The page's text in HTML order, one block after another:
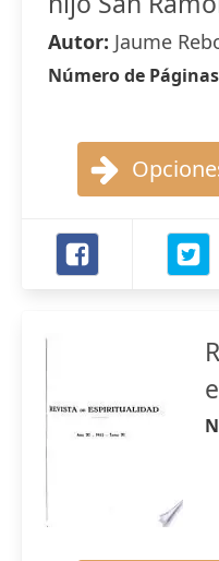
Autor: Jaume
Número de